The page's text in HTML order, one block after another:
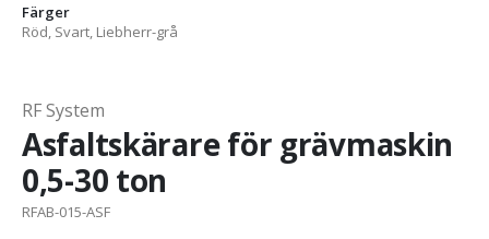
Färger
Röd, Svart, Liebherr-grå
RF System
Asfaltskärare för grävmaskin
0,5-30 ton
RFAB-015-ASF